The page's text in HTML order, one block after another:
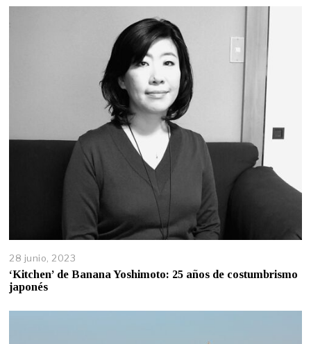
28 junio, 2023
‘Kitchen’ de Banana Yoshimoto: 25 años de costumbrismo
japonés